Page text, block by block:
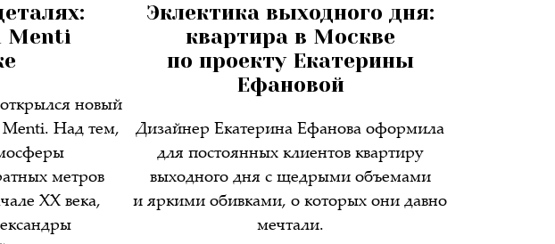
Menti
новый
Menti. Над тем,
метров
XX века,
Эклектика выходного дня:
квартира в Москве
по проекту Екатерины
Ефановой
Дизайнер Екатерина Ефанова оформила
для постоянных клиентов квартиру
выходного дня с щедрыми объемами
и яркими обивками, о которых они давно
мечтали.